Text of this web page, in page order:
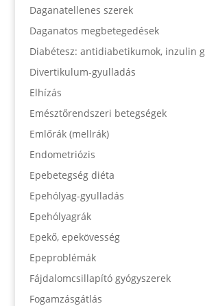
Daganatellenes szerek
Daganatos megbetegedések
Diabétesz: antidiabetikumok, inzulin
Divertikulum-gyulladás
Elhízás
Emésztőrendszeri betegségek
Emlőrák (mellrák)
Endometriózis
Epebetegség diéta
Epehólyag-gyulladás
Epehólyagrák
Epekő, epekövesség
Epeproblémák
Fájdalomcsillapító gyógyszerek
Fogamzásgátlás